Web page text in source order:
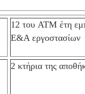
12 του ATM έτη
Ε&Α εργοστασίων
2 κτήρια της